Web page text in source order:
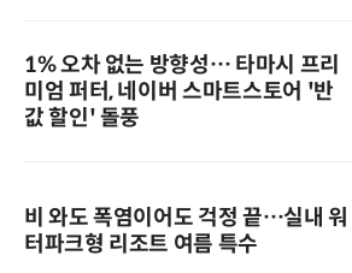
1% 오차 없는 방향성… 타마시 프리
미엄 퍼터, 네이버 스마트스토어 '반
값 할인' 돌풍
비 와도 폭염이어도 걱정 끝…실내 워
터파크형 리조트 여름 특수